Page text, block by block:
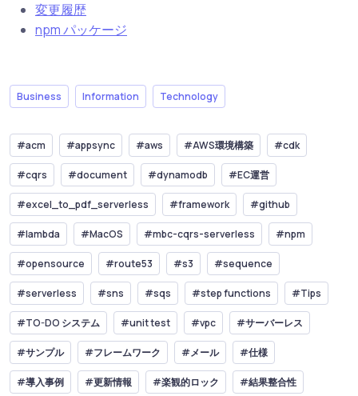
変更履歴
npm パッケージ
Business Information Technology
#acm #appsync #aws #AWS環境構築 #cdk
#cqrs #document #dynamodb #EC運営
#excel_to_pdf_serverless #framework #github
#lambda #MacOS #mbc-cqrs-serverless #npm
#opensource #route53 #s3 #sequence
#serverless #sns #sqs #step functions #Tips
#TO-DO システム #unit test #vpc #サーバーレス
#サンプル #フレームワーク #メール #仕様
#導入事例 #更新情報 #楽観的ロック #結果整合性